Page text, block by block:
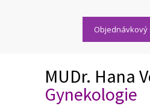
Objednávkový
MUDr. Hana
Gynekologie